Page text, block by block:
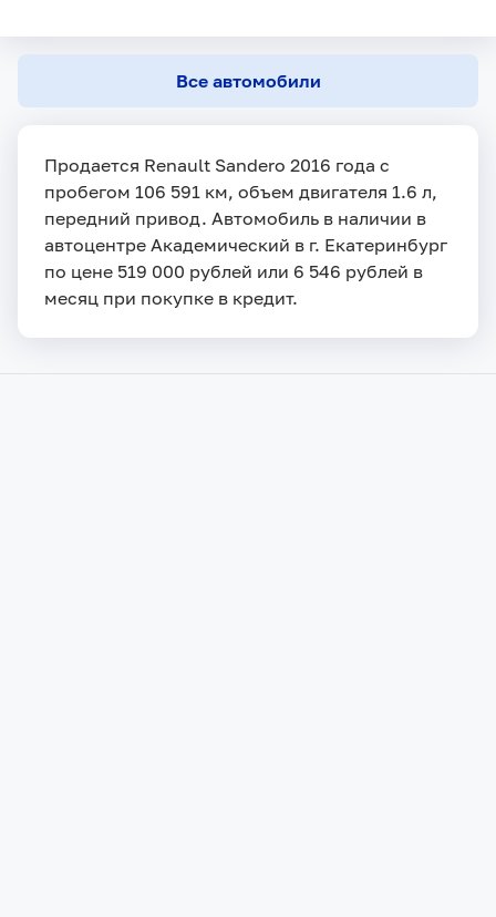
Все автомобили
Продается Renault Sandero 2016 года с
пробегом 106 591 км, объем двигателя 1.6 л,
передний привод. Автомобиль в наличии в
автоцентре Академический в г. Екатеринбург
по цене 519 000 рублей или 6 546 рублей в
месяц при покупке в кредит.